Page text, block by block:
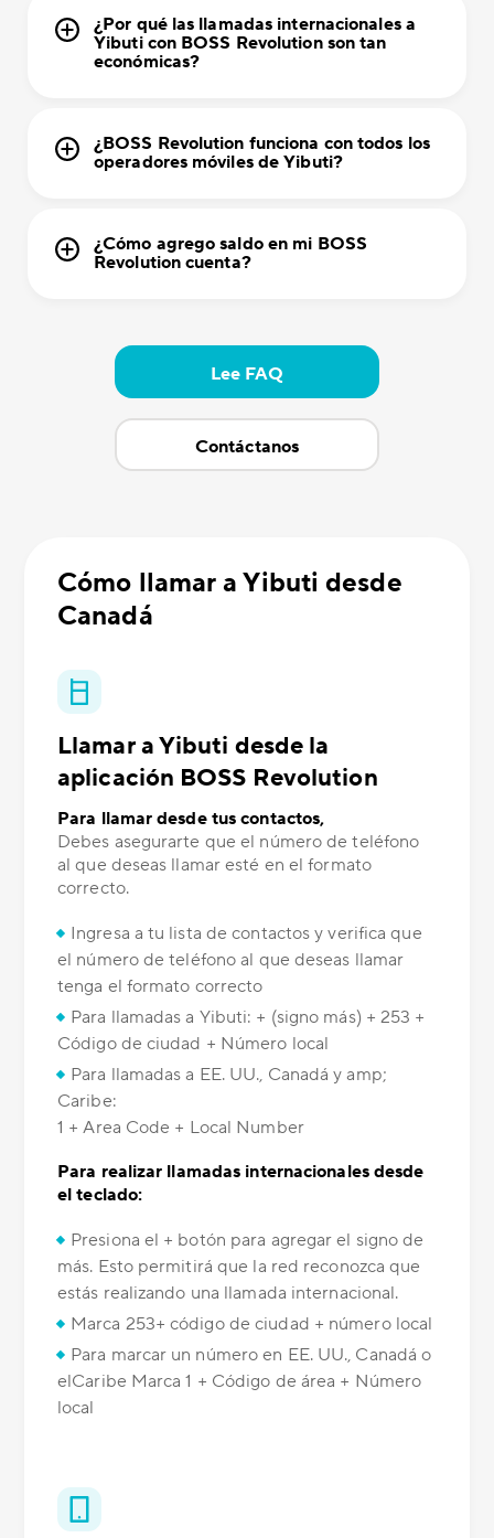
¿Por qué las llamadas internacionales a
Yibuti con BOSS Revolution son tan
económicas?
¿BOSS Revolution funciona con todos los
operadores móviles de Yibuti?
¿Cómo agrego saldo en mi BOSS
Revolution cuenta?
Lee FAQ
Contáctanos
Cómo llamar a Yibuti desde
Canadá
Llamar a Yibuti desde la
aplicación BOSS Revolution
Para llamar desde tus contactos,
Debes asegurarte que el número de teléfono
al que deseas llamar esté en el formato
correcto.
Ingresa a tu lista de contactos y verifica que
el número de teléfono al que deseas llamar
tenga el formato correcto
Para llamadas a Yibuti: + (signo más) + 253 +
Código de ciudad + Número local
Para llamadas a EE. UU., Canadá y amp;
Caribe:
1 + Area Code + Local Number
Para realizar llamadas internacionales desde
el teclado:
Presiona el + botón para agregar el signo de
más. Esto permitirá que la red reconozca que
estás realizando una llamada internacional.
Marca 253+ código de ciudad + número local
Para marcar un número en EE. UU., Canadá o
elCaribe Marca 1 + Código de área + Número
local